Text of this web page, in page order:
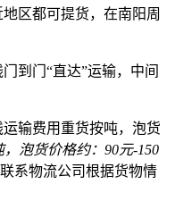
区都可提货，在南阳周
到门“直达”运输，中间
输费用重货按吨，泡货
泡货价格约：90元-150
系物流公司根据货物情